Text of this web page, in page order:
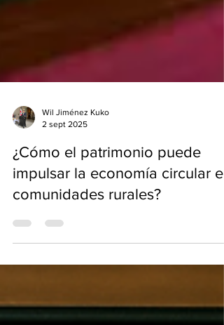
Wil Jiménez Kuko
¿Cómo el patrimonio puede
impulsar la economía circular en